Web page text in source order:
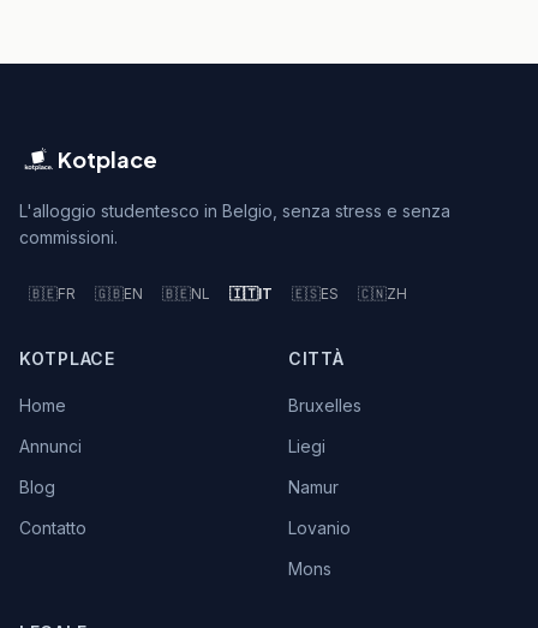
Kotplace
L'alloggio studentesco in Belgio, senza stress e senza
commissioni.
🇧🇪FR 🇬🇧EN 🇧🇪NL 🇮🇹IT 🇪🇸ES 🇨🇳ZH
KOTPLACE
Home
Annunci
Blog
Contatto
CITTÀ
Bruxelles
Liegi
Namur
Lovanio
Mons